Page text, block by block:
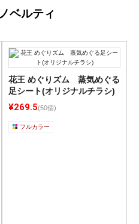
ノベルティ
花王 めぐりズム 蒸気めぐる
足シート(オリジナルチラシ)
¥269.5(50個)
フルカラー